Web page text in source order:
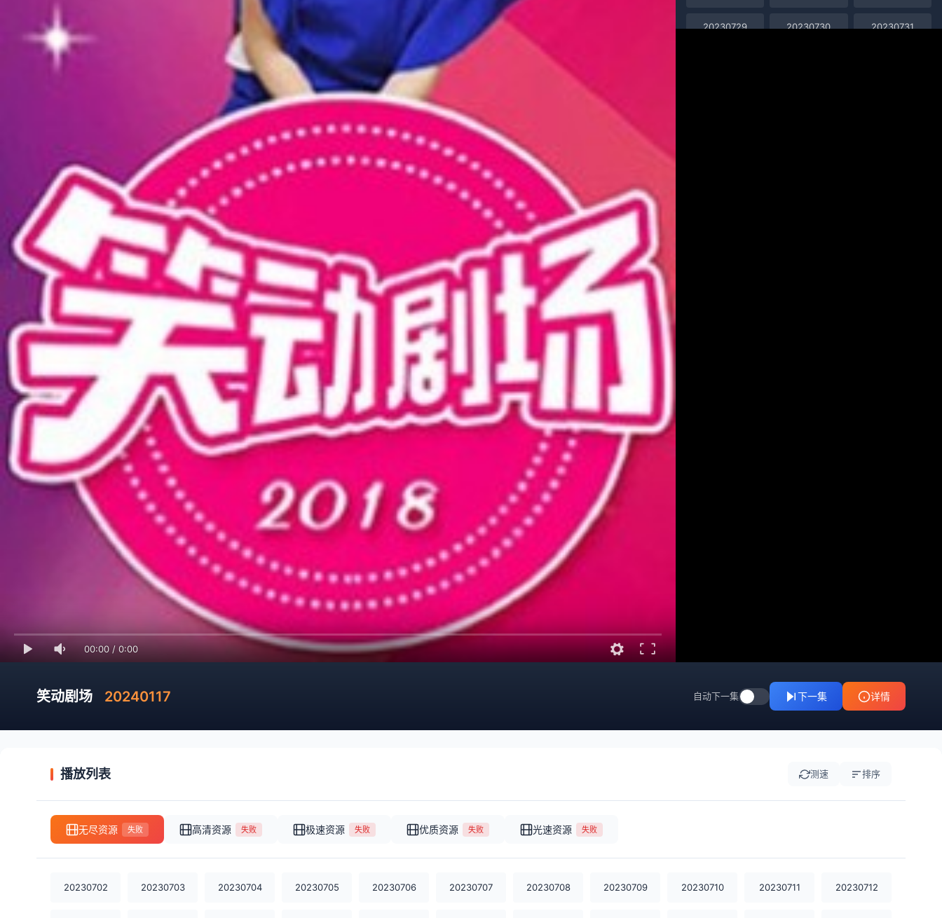
00:00 / 0:00
20230729 20230730 20230731
20231020 20231021
20231110 20231111 20231112
笑动剧场 20240117 自动下一集 下一集 详情
播放列表 测速 排序
无尽资源 失败 高清资源 失败 极速资源 失败 优质资源 失败 光速资源 失败
20230702 20230703 20230704 20230705 20230706 20230707 20230708 20230709 20230710 20230711 20230712